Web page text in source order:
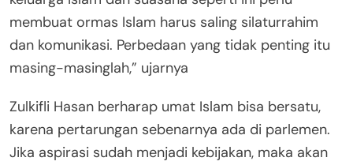
membuat ormas Islam harus saling silaturrahim
dan komunikasi. Perbedaan yang tidak penting itu
masing-masinglah,” ujarnya
Zulkifli Hasan berharap umat Islam bisa bersatu,
karena pertarungan sebenarnya ada di parlemen.
Jika aspirasi sudah menjadi kebijakan, maka akan